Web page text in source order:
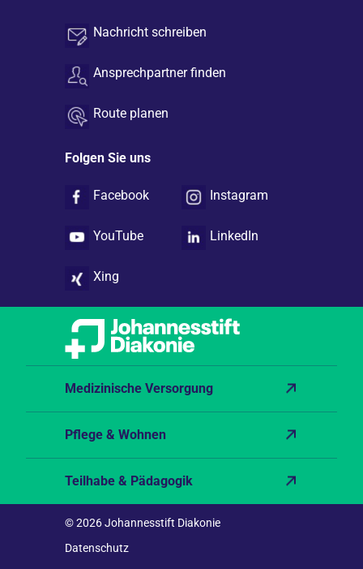
Nachricht schreiben
Ansprechpartner finden
Route planen
Folgen Sie uns
Facebook Instagram
YouTube LinkedIn
Xing
Medizinische Versorgung
Pflege & Wohnen
Teilhabe & Pädagogik
© 2026 Johannesstift Diakonie
Datenschutz